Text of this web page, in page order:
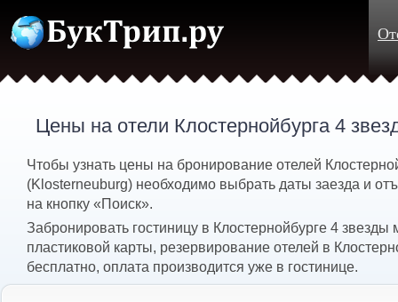
Цены на отели Клостернойбурга 4
Чтобы узнать цены на бронирование отелей
(Klosterneuburg) необходимо выбрать даты заезда и
на кнопку «Поиск».
Забронировать гостиницу в Клостернойбурге 4
пластиковой карты, резервирование отелей в
бесплатно, оплата производится уже в гостинице.